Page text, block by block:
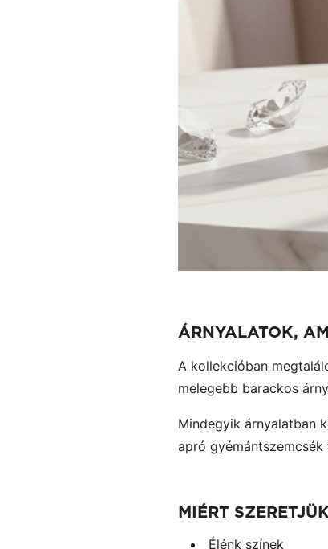
ÁRNYALATOK,
A kollekcióban
melegebb barackos
Mindegyik árnyalatban
apró
MIÉRT
Élénk színek